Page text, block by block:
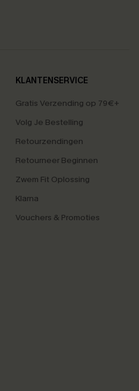
KLANTENSERVICE
Gratis Verzending op 79€+
Volg Je Bestelling
Retourzendingen
Retourneer Beginnen
Zwem Fit Oplossing
Klarna
Vouchers & Promoties